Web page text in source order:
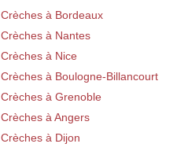
Crèches à Bordeaux
Crèches à Nantes
Crèches à Nice
Crèches à Boulogne-Billancourt
Crèches à Grenoble
Crèches à Angers
Crèches à Dijon